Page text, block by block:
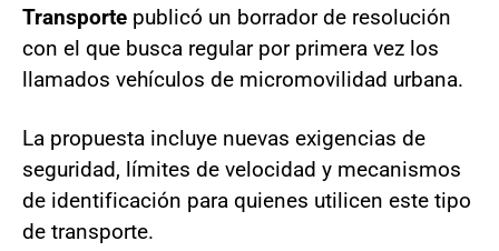
Transporte publicó un borrador de resolución
con el que busca regular por primera vez los
llamados vehículos de micromovilidad urbana.
La propuesta incluye nuevas exigencias de
seguridad, límites de velocidad y mecanismos
de identificación para quienes utilicen este tipo
de transporte.